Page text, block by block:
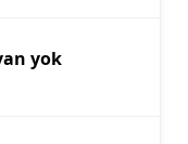
yok